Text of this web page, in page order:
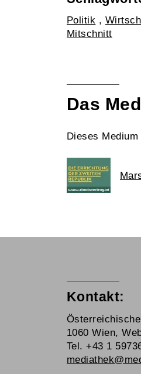
Politik ,
Mitschnitt
Das
Dieses
Kontakt:
1060 Wien,
Tel. +43 1